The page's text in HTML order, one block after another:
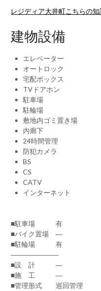
レジディア大井町こちらの知
建物設備
エレベーター
オートロック
宅配ボックス
TVドアホン
駐車場
駐輪場
敷地内ゴミ置き場
内廊下
24時間管理
防犯カメラ
BS
CS
CATV
インターネット
■駐車場 有
■バイク置場 ―
■駐輪場 有
―――――――
■設 計 ―
■施 工 ―
■管理形式 巡回管理